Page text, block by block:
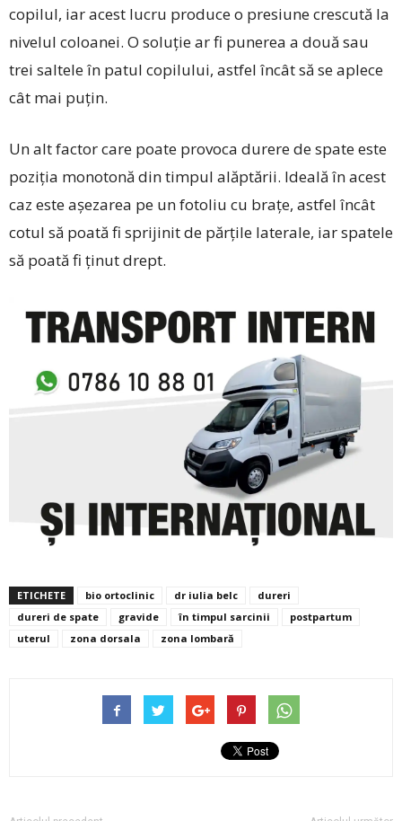
copilul, iar acest lucru produce o presiune crescută la
nivelul coloanei. O soluție ar fi punerea a două sau
trei saltele în patul copilului, astfel încât să se aplece
cât mai puțin.
Un alt factor care poate provoca durere de spate este
poziția monotonă din timpul alăptării. Ideală în acest
caz este așezarea pe un fotoliu cu brațe, astfel încât
cotul să poată fi sprijinit de părțile laterale, iar spatele
să poată fi ținut drept.
ETICHETE bio ortoclinic dr iulia belc
dureri
dureri de spate
gravide în timpul sarcinii
postpartum
uterul
zona dorsala zona lombară